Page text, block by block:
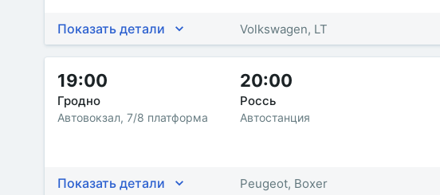
Показать детали Volkswagen, LT
19:00
Гродно
Автовокзал, 7/8 платформа
20:00
Россь
Автостанция
Показать детали Peugeot, Boxer